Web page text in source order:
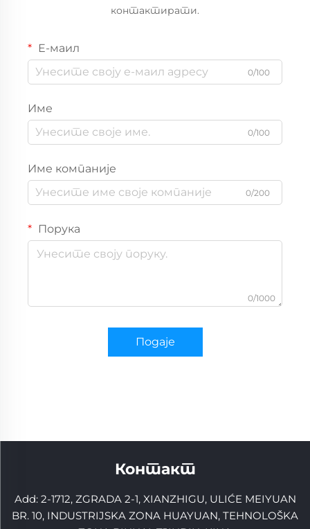
контактирати.
Е-маил
0/100
Име
0/100
Име компаније
0/200
Порука
0/1000
Подаје
Контакт
Add: 2-1712, ZGRADA 2-1, XIANZHIGU, ULIĆE MEIYUAN
BR. 10, INDUSTRIJSKA ZONA HUAYUAN, TEHNOLOŠKA